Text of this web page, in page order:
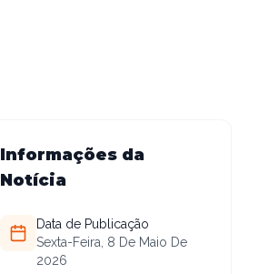
Informações da
Notícia
Data de Publicação
Sexta-Feira, 8 De Maio De
2026